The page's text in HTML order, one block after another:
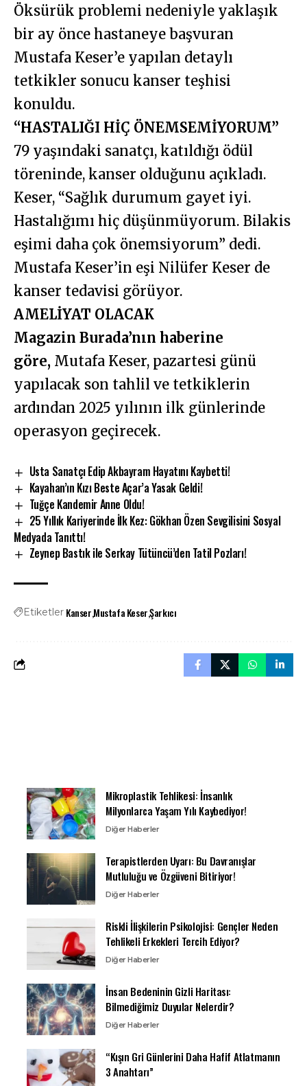
Öksürük problemi nedeniyle yaklaşık
bir ay önce hastaneye başvuran
Mustafa Keser’e yapılan detaylı
tetkikler sonucu kanser teşhisi
konuldu.
“HASTALIĞI HİÇ ÖNEMSEMİYORUM”
79 yaşındaki sanatçı, katıldığı ödül
töreninde, kanser olduğunu açıkladı.
Keser, “Sağlık durumum gayet iyi.
Hastalığımı hiç düşünmüyorum. Bilakis
eşimi daha çok önemsiyorum” dedi.
Mustafa Keser’in eşi Nilüfer Keser de
kanser tedavisi görüyor.
AMELİYAT OLACAK
Magazin Burada’nın haberine
göre, Mutafa Keser, pazartesi günü
yapılacak son tahlil ve tetkiklerin
ardından 2025 yılının ilk günlerinde
operasyon geçirecek.
Usta Sanatçı Edip Akbayram Hayatını Kaybetti!
Kayahan’ın Kızı Beste Açar’a Yasak Geldi!
Tuğçe Kandemir Anne Oldu!
25 Yıllık Kariyerinde İlk Kez: Gökhan Özen Sevgilisini Sosyal
Medyada Tanıttı!
Zeynep Bastık ile Serkay Tütüncü’den Tatil Pozları!
Etiketler KanserMustafa KeserŞarkıcı
Mikroplastik Tehlikesi: İnsanlık
Milyonlarca Yaşam Yılı Kaybediyor!
Diğer Haberler
Terapistlerden Uyarı: Bu Davranışlar
Mutluluğu ve Özgüveni Bitiriyor!
Diğer Haberler
Riskli İlişkilerin Psikolojisi: Gençler Neden
Tehlikeli Erkekleri Tercih Ediyor?
Diğer Haberler
İnsan Bedeninin Gizli Haritası:
Bilmediğimiz Duyular Nelerdir?
Diğer Haberler
“Kışın Gri Günlerini Daha Hafif Atlatmanın
3 Anahtarı”